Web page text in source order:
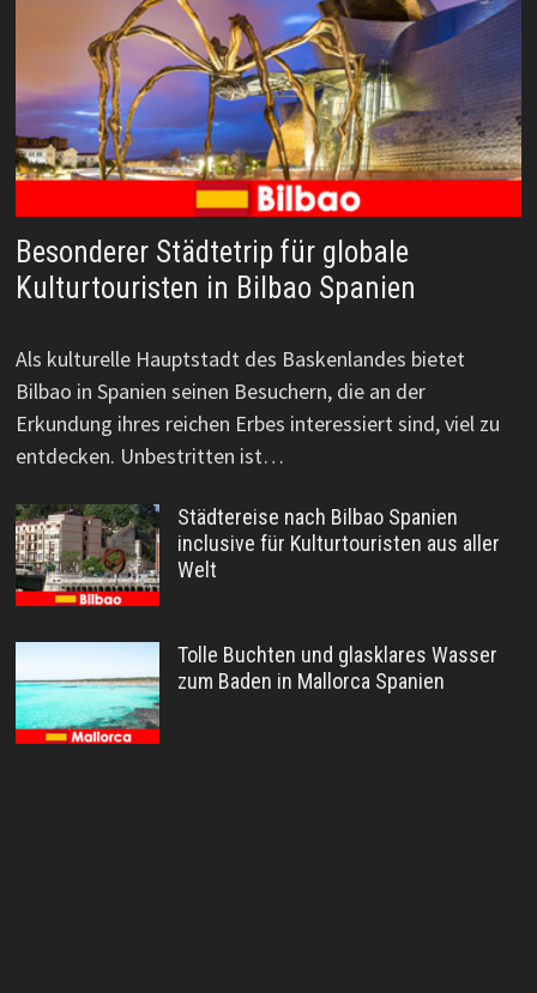
Besonderer Städtetrip für globale
Kulturtouristen in Bilbao Spanien
Als kulturelle Hauptstadt des Baskenlandes bietet
Bilbao in Spanien seinen Besuchern, die an der
Erkundung ihres reichen Erbes interessiert sind, viel zu
entdecken. Unbestritten ist…
Städtereise nach Bilbao Spanien
inclusive für Kulturtouristen aus aller
Welt
Tolle Buchten und glasklares Wasser
zum Baden in Mallorca Spanien